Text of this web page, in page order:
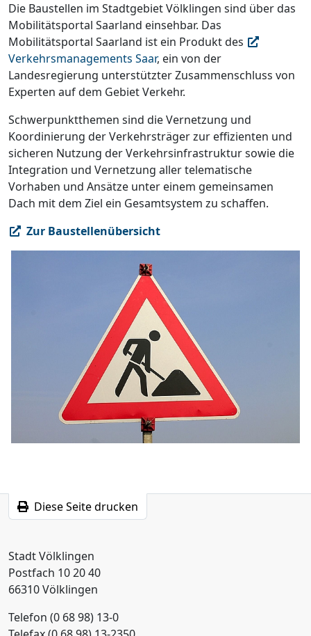
Die Baustellen im Stadtgebiet Völklingen sind über das
Mobilitätsportal Saarland einsehbar. Das
Mobilitätsportal Saarland ist ein Produkt des
Verkehrsmanagements Saar, ein von der
Landesregierung unterstützter Zusammenschluss von
Experten auf dem Gebiet Verkehr.
Schwerpunktthemen sind die Vernetzung und
Koordinierung der Verkehrsträger zur effizienten und
sicheren Nutzung der Verkehrsinfrastruktur sowie die
Integration und Vernetzung aller telematische
Vorhaben und Ansätze unter einem gemeinsamen
Dach mit dem Ziel ein Gesamtsystem zu schaffen.
Zur Baustellenübersicht
Diese Seite drucken
Stadt Völklingen
Postfach 10 20 40
66310 Völklingen
Telefon (0 68 98) 13-0